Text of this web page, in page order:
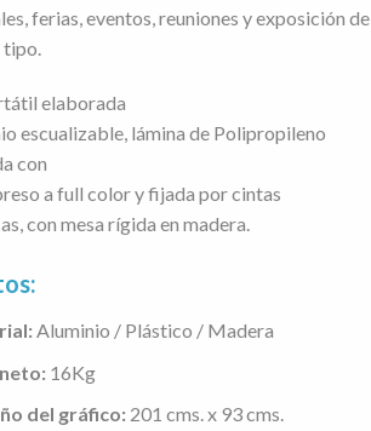
ferias, eventos, reuniones y exposición de
elaborada
escualizable, lámina de Polipropileno
con
a full color y fijada por cintas
con mesa rígida en madera.
Aluminio / Plástico / Madera
16Kg
del gráfico: 201 cms. x 93 cms.